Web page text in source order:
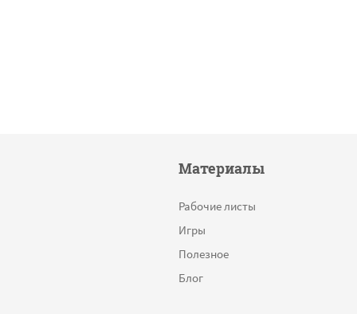
Материалы
Рабочие листы
Игры
Полезное
Блог